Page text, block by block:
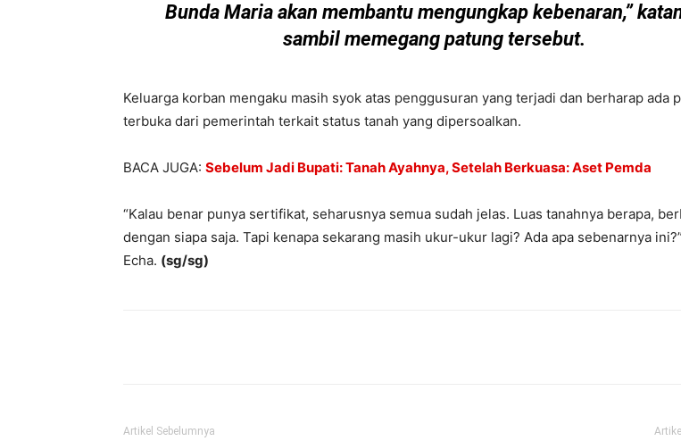
Bunda Maria akan membantu mengungkap kebenaran,”
sambil memegang patung tersebut.
Keluarga korban mengaku masih syok atas penggusuran yang terjadi dan berharap ada
terbuka dari pemerintah terkait status tanah yang dipersoalkan.
BACA JUGA: Sebelum Jadi Bupati: Tanah Ayahnya, Setelah Berkuasa: Aset Pemda
“Kalau benar punya sertifikat, seharusnya semua sudah jelas. Luas tanahnya berapa,
dengan siapa saja. Tapi kenapa sekarang masih ukur-ukur lagi? Ada apa sebenarnya
Echa. (sg/sg)
Artikel Sebelumnya